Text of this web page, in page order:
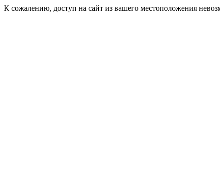
К сожалению, доступ на сайт из вашего местоположения